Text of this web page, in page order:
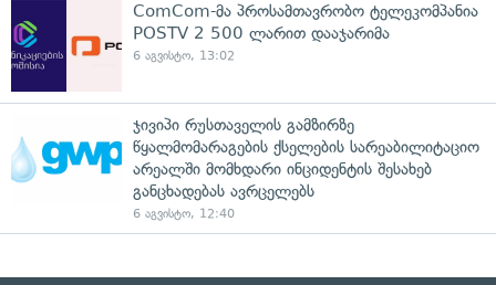
ComCom-მა პროსამთავრობო ტელეკომპანია
POSTV 2 500 ლარით დააჯარიმა
6 აგვისტო, 13:02
ჯივიპი რუსთაველის გამზირზე
წყალმომარაგების ქსელების სარეაბილიტაციო
არეალში მომხდარი ინციდენტის შესახებ
განცხადებას ავრცელებს
6 აგვისტო, 12:40